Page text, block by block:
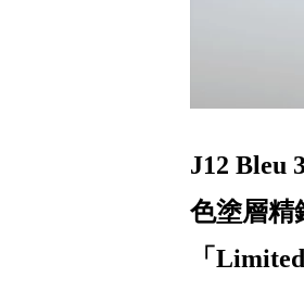
J12 Bleu
色塗層精
「